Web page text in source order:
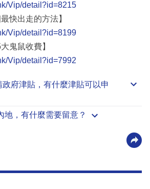
Vip/detail?id=8215
快出走的方法】
Vip/detail?id=8199
鬼鼠收費】
Vip/detail?id=7992
政府津貼 ，有什麼津貼可以申
地，有什麼需要留意？